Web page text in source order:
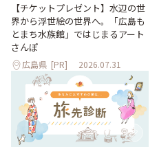
【チケットプレゼント】水辺の世
界から浮世絵の世界へ。「広島も
とまち水族館」ではじまるアート
さんぽ
広島県 [PR] 2026.07.31